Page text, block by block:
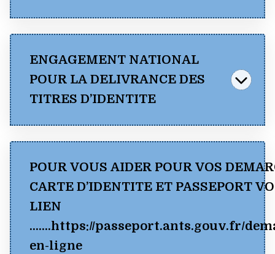
ENGAGEMENT NATIONAL
POUR LA DELIVRANCE DES
TITRES D’IDENTITE
NATIONAL POUR LA
DELIVRANCE DES
TITRES D’IDENTITE
(pdf)
Consulter
POUR VOUS AIDER POUR VOS
CARTE D’IDENTITE ET PASSEPORT
LIEN
…….https://passeport.ants.gouv.fr/
en-ligne